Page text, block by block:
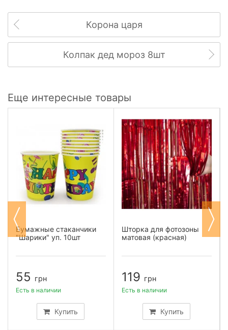
Корона царя
Колпак дед мороз 8шт
Еще интересные товары
Бумажные стаканчики
"Шарики" уп. 10шт
55 грн
Купить
Есть в наличии
Шторка для фотозоны
матовая (красная)
119 грн
Купить
Есть в наличии